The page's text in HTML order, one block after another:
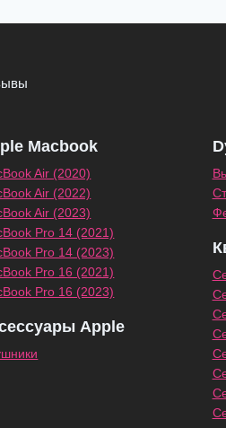
Macbook
Air (2020)
Air (2022)
Air (2023)
Pro 14 (2021)
Pro 14 (2023)
Pro 16 (2021)
Pro 16 (2023)
Apple